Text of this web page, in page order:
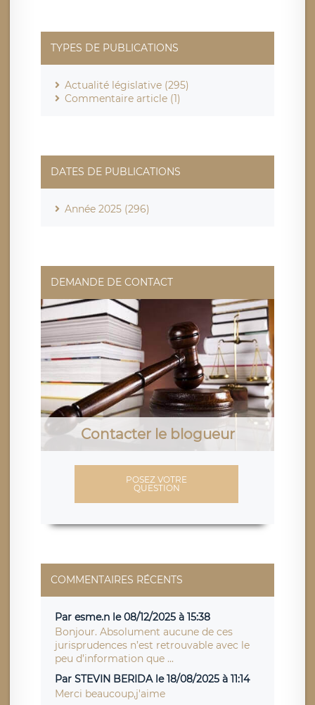
TYPES DE PUBLICATIONS
Actualité législative (295)
Commentaire article (1)
DATES DE PUBLICATIONS
Année 2025 (296)
DEMANDE DE CONTACT
Contacter le blogueur
POSEZ VOTRE
QUESTION
COMMENTAIRES RÉCENTS
Par esme.n le 08/12/2025 à 15:38
Bonjour. Absolument aucune de ces
jurisprudences n’est retrouvable avec le
peu d’information que ...
Par STEVIN BERIDA le 18/08/2025 à 11:14
Merci beaucoup,j'aime